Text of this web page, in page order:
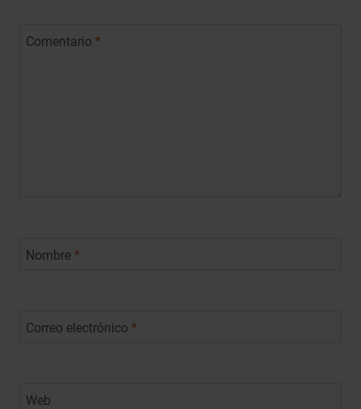
Comentario *
Nombre *
Correo electrónico *
Web